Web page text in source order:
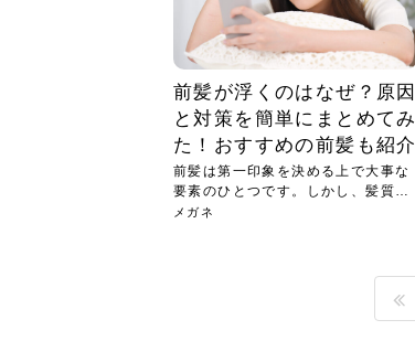
前髪が浮くのはなぜ？原因
と対策を簡単にまとめてみ
た！おすすめの前髪も紹介
前髪は第一印象を決める上で大事な
要素のひとつです。しかし、髪質や
前髪...
メガネ